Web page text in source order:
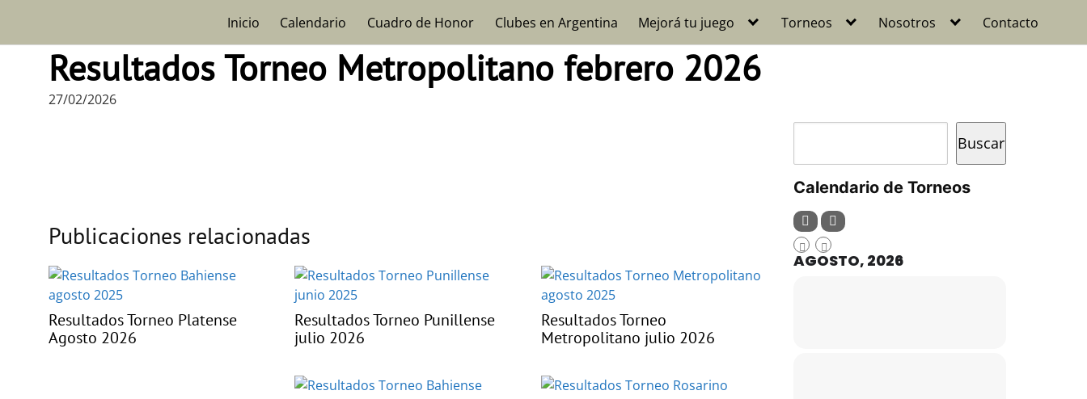
content
Inicio Calendario Cuadro de Honor Clubes en Argentina Mejorá tu juego Torneos Nosotros Contacto
Resultados Torneo Metropolitano febrero 2026
27/02/2026
Publicaciones relacionadas
Resultados Torneo Platense
Agosto 2026
Resultados Torneo Punillense
julio 2026
Resultados Torneo
Metropolitano julio 2026
Buscar
Calendario de Torneos
AGOSTO, 2026